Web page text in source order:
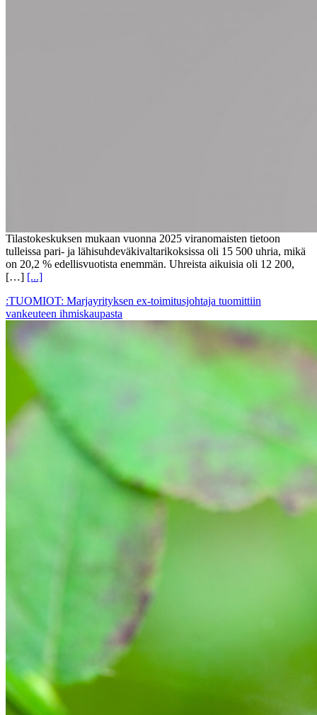
Tilastokeskuksen mukaan vuonna 2025 viranomaisten tietoon
tulleissa pari- ja lähisuhdeväkivaltarikoksissa oli 15 500 uhria, mikä
on 20,2 % edellisvuotista enemmän. Uhreista aikuisia oli 12 200,
[…] [...]
:TUOMIOT: Marjayrityksen ex-toimitusjohtaja tuomittiin
vankeuteen ihmiskaupasta